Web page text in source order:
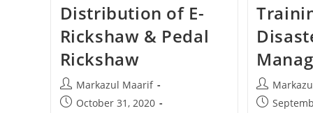
Distribution of E-
Rickshaw & Pedal
Rickshaw
Markazul Maarif
October 31, 2020